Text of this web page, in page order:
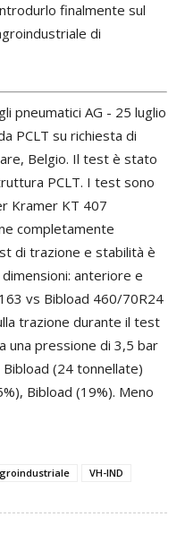
finalmente sul
di
pneumatici AG - 25 luglio
PCLT su richiesta di
Belgio. Il test è stato
PCLT. I test sono
Kramer KT 407
completamente
di trazione e stabilità è
anteriore e
vs Bibload 460/70R24
trazione durante il test
una pressione di 3,5 bar
(24 tonnellate)
Bibload (19%). Meno
VH-IND